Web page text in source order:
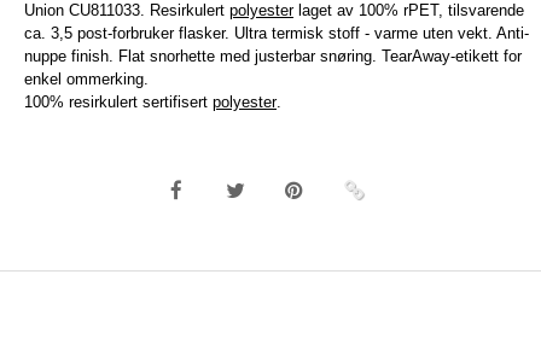
Union CU811033. Resirkulert polyesterlaget av 100% rPET, tilsvarende
ca. 3,5 post-forbruker flasker. Ultra termisk stoff - varme uten vekt. Anti-
nuppe finish. Flat snorhette med justerbar snøring. TearAway-etikett for
enkel ommerking.
100% resirkulert sertifisert polyester.